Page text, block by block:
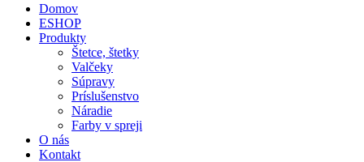
Domov
ESHOP
Produkty
Štetce, štetky
Valčeky
Súpravy
Príslušenstvo
Náradie
Farby v spreji
O nás
Kontakt